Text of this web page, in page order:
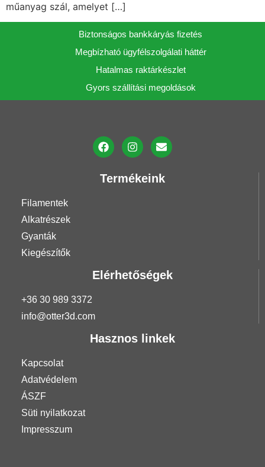
műanyag szál, amelyet […]
Biztonságos bankkáryás fizetés
Megbízható ügyfélszolgálati háttér
Hatalmas raktárkészlet
Gyors szállítási megoldások
Termékeink
Filamentek
Alkatrészek
Gyanták
Kiegészítők
Elérhetőségek
+36 30 989 3372
info@otter3d.com
Hasznos linkek
Kapcsolat
Adatvédelem
ÁSZF
Süti nyilatkozat
Impresszum